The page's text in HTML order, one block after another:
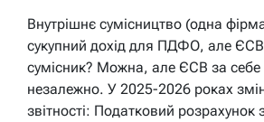
Внутрішнє сумісництво (одна
сукупний дохід для ПДФО, але
сумісник? Можна, але ЄСВ за себе
незалежно. У 2025-2026 роках
звітності: Податковий